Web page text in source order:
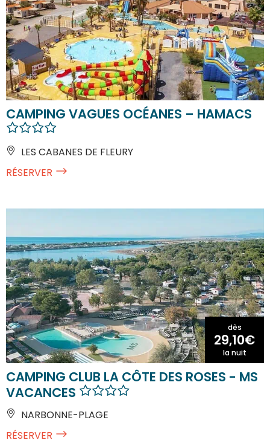
CAMPING VAGUES OCÉANES – HAMACS
LES CABANES DE FLEURY
RÉSERVER
dès
29,10€
la nuit
CAMPING CLUB LA CÔTE DES ROSES - MS
VACANCES
NARBONNE-PLAGE
RÉSERVER